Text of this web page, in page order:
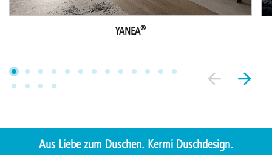
YANEA®
Aus Liebe zum Duschen. Kermi Duschdesign.